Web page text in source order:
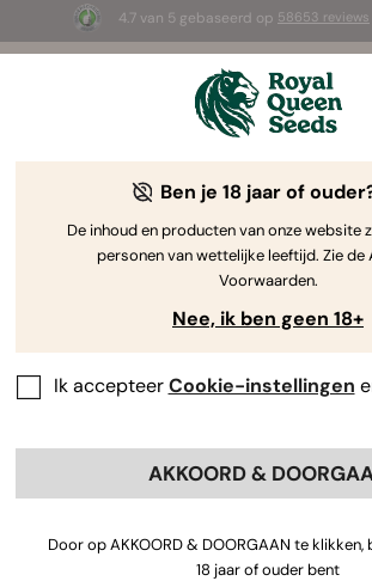
4.7 van 5 gebaseerd op 58653 reviews
☀️ Summer Sales: tot wel 50%
op geselecteerde producten! ⏤
Ben je 18 jaar of
De inhoud en producten van onze website
personen van wettelijke leeftijd. Zie de
Voorwaarden.
Nee, ik ben geen 18+
Ik accepteerCookie-instellingen
AKKOORD &
Door op AKKOORD & DOORGAAN te
18 jaar of ouder bent